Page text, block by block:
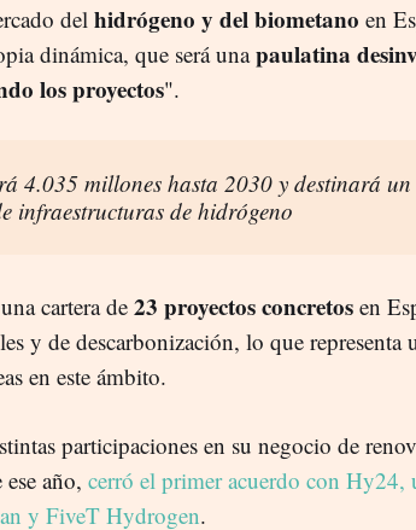
del hidrógeno y del biometano en
dinámica, que será unapaulatina
los proyectos".
4.035 millones hasta 2030 y destinará
infraestructuras de hidrógeno
cartera de 23 proyectos concretos en
y de descarbonización, lo que representa
en este ámbito.
participaciones en su negocio de
año, cerró el primer acuerdo con Hy24,
y FiveT Hydrogen.